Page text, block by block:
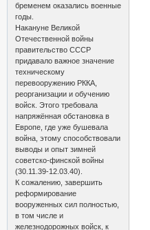
бременем оказались военные
годы.
Накануне Великой
Отечественной войны
правительство СССР
придавало важное значение
техническому
перевооружению РККА,
реорганизации и обучению
войск. Этого требовала
напряжённая обстановка в
Европе, где уже бушевала
война, этому способствовали
выводы и опыт зимней
советско-финской войны
(30.11.39-12.03.40).
К сожалению, завершить
реформирование
вооруженных сил полностью,
в том числе и
железнодорожных войск, к